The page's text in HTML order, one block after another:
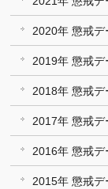
2020年 懲戒デ
2019年 懲戒デ
2018年 懲戒デ
2017年 懲戒デ
2016年 懲戒デ
2015年 懲戒デ